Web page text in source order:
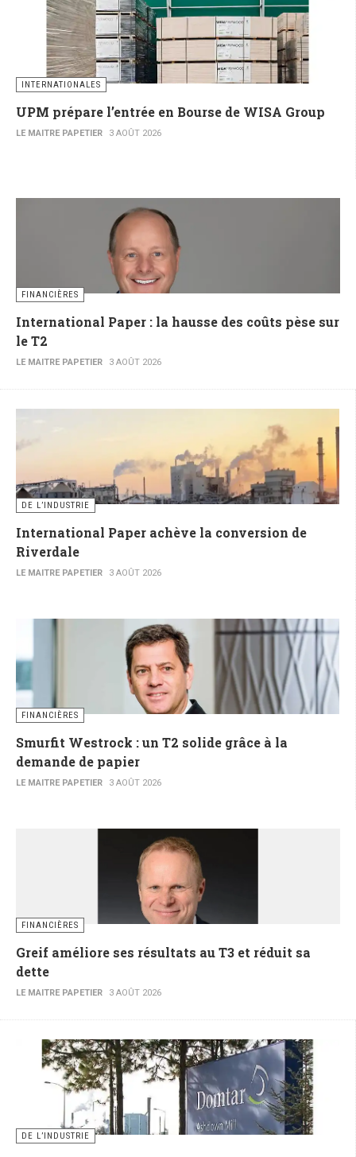
INTERNATIONALES
UPM prépare l’entrée en Bourse de WISA Group
LE MAITRE PAPETIER 3 AOÛT 2026
FINANCIÈRES
International Paper : la hausse des coûts pèse sur
le T2
LE MAITRE PAPETIER 3 AOÛT 2026
DE L’INDUSTRIE
International Paper achève la conversion de
Riverdale
LE MAITRE PAPETIER 3 AOÛT 2026
FINANCIÈRES
Smurfit Westrock : un T2 solide grâce à la
demande de papier
LE MAITRE PAPETIER 3 AOÛT 2026
FINANCIÈRES
Greif améliore ses résultats au T3 et réduit sa
dette
LE MAITRE PAPETIER 3 AOÛT 2026
DE L’INDUSTRIE